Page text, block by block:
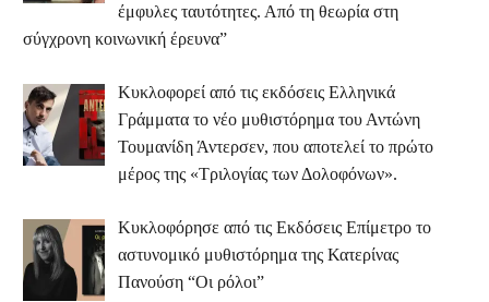
έμφυλες ταυτότητες. Από τη θεωρία στη
σύγχρονη κοινωνική έρευνα”
Κυκλοφορεί από τις εκδόσεις Ελληνικά
Γράμματα το νέο μυθιστόρημα του Αντώνη
Τουμανίδη Άντερσεν, που αποτελεί το πρώτο
μέρος της «Τριλογίας των Δολοφόνων».
Κυκλοφόρησε από τις Εκδόσεις Επίμετρο το
αστυνομικό μυθιστόρημα της Κατερίνας
Πανούση “Οι ρόλοι”